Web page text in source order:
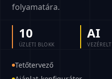
folyamatára.
10
ÜZLETI BLOKK
AI
VEZÉRELT
Tetőtervező